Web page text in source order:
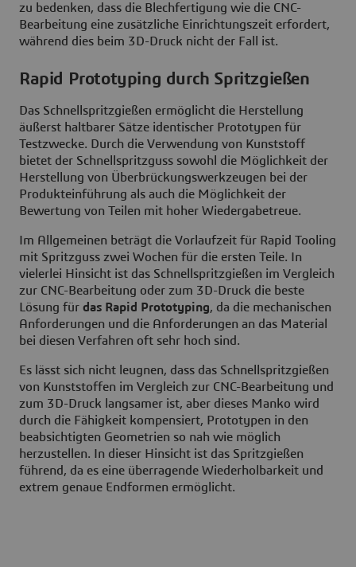
zu bedenken, dass die Blechfertigung wie die CNC-
Bearbeitung eine zusätzliche Einrichtungszeit erfordert,
während dies beim 3D-Druck nicht der Fall ist.
Rapid Prototyping durch Spritzgießen
Das Schnellspritzgießen ermöglicht die Herstellung
äußerst haltbarer Sätze identischer Prototypen für
Testzwecke. Durch die Verwendung von Kunststoff
bietet der Schnellspritzguss sowohl die Möglichkeit der
Herstellung von Überbrückungswerkzeugen bei der
Produkteinführung als auch die Möglichkeit der
Bewertung von Teilen mit hoher Wiedergabetreue.
Im Allgemeinen beträgt die Vorlaufzeit für Rapid Tooling
mit Spritzguss zwei Wochen für die ersten Teile. In
vielerlei Hinsicht ist das Schnellspritzgießen im Vergleich
zur CNC-Bearbeitung oder zum 3D-Druck die beste
Lösung für das Rapid Prototyping, da die mechanischen
Anforderungen und die Anforderungen an das Material
bei diesen Verfahren oft sehr hoch sind.
Es lässt sich nicht leugnen, dass das Schnellspritzgießen
von Kunststoffen im Vergleich zur CNC-Bearbeitung und
zum 3D-Druck langsamer ist, aber dieses Manko wird
durch die Fähigkeit kompensiert, Prototypen in den
beabsichtigten Geometrien so nah wie möglich
herzustellen. In dieser Hinsicht ist das Spritzgießen
führend, da es eine überragende Wiederholbarkeit und
extrem genaue Endformen ermöglicht.